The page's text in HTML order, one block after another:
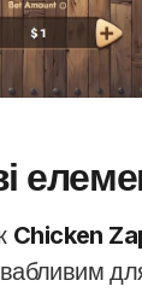
Chicken